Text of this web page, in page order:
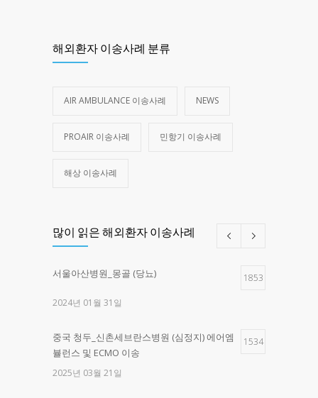
해외환자 이송사례 분류
AIR AMBULANCE 이송사례 NEWS
PROAIR 이송사례 민항기 이송사례
해상 이송사례
많이 읽은 해외환자 이송사례
서울아산병원_몽골 (당뇨) 1853
2024년 01월 31일
중국 청두_신촌세브란스병원 (심정지) 에어엠
뷸런스 및 ECMO 이송
1534
2025년 03월 21일